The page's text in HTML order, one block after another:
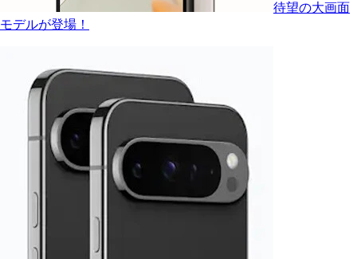
待望の大画面
モデルが登場！